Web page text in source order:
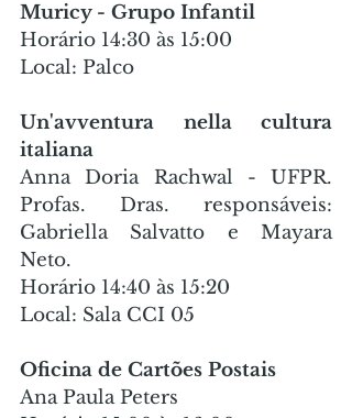
Muricy - Grupo Infantil
Horário 14:30 às 15:00
Local: Palco
Un'avventura nella cultura
italiana
Anna Doria Rachwal - UFPR.
Profas. Dras. responsáveis:
Gabriella Salvatto e Mayara
Neto.
Horário 14:40 às 15:20
Local: Sala CCI 05
Oficina de Cartões Postais
Ana Paula Peters